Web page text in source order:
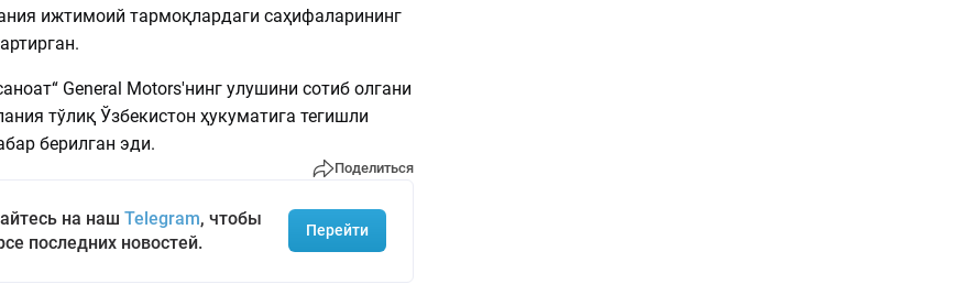
ижтимоий тармоқлардаги саҳифаларининг
General Motors'нинг улушини сотиб олгани
тўлиқ Ўзбекистон ҳукуматига тегишли
берилган эди.
Поделиться
на наш Telegram, чтобы
последних новостей.
Перейти